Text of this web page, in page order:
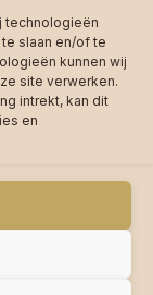
technologieën
slaan en/of te
kunnen wij
site verwerken.
intrekt, kan dit
en